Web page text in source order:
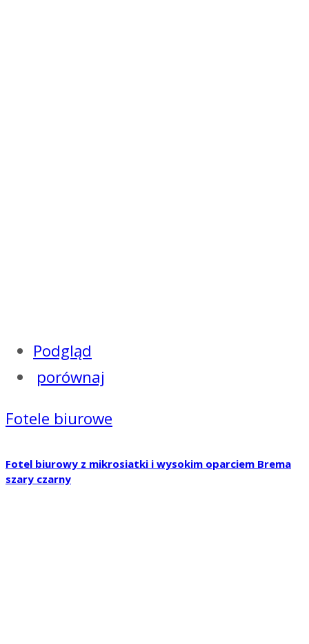
Podgląd
porównaj
Fotele biurowe
Fotel biurowy z mikrosiatki i wysokim oparciem Brema
szary czarny